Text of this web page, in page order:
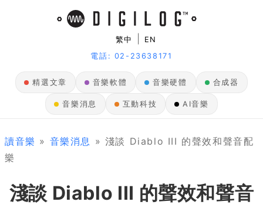
繁中
EN
電話: 02-23638171
精選文章 音樂軟體 音樂硬體 合成器
音樂消息 互動科技 AI音樂
讀音樂 » 音樂消息 » 淺談 Diablo III 的聲效和聲音配
樂
淺談 Diablo III 的聲效和聲音